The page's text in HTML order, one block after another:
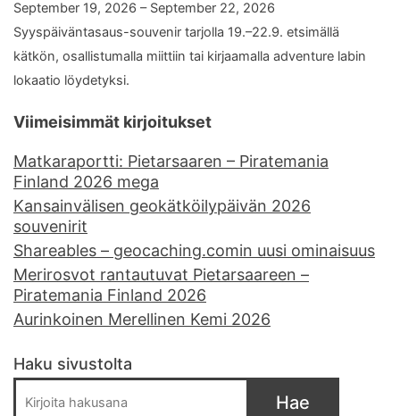
September 19, 2026 – September 22, 2026
Syyspäiväntasaus-souvenir tarjolla 19.–22.9. etsimällä
kätkön, osallistumalla miittiin tai kirjaamalla adventure labin
lokaatio löydetyksi.
Viimeisimmät kirjoitukset
Matkaraportti: Pietarsaaren – Piratemania
Finland 2026 mega
Kansainvälisen geokätköilypäivän 2026
souvenirit
Shareables – geocaching.comin uusi ominaisuus
Merirosvot rantautuvat Pietarsaareen –
Piratemania Finland 2026
Aurinkoinen Merellinen Kemi 2026
Haku sivustolta
Hae